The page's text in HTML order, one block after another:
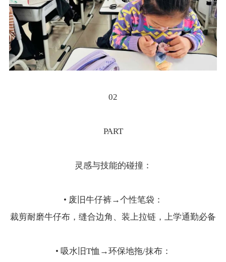
02
PART
灵感与技能的碰撞：
• 废旧牛仔裤→个性笔袋：
裁剪耐磨牛仔布，缝合边角、装上拉链，上学通勤必备
• 吸水旧T恤→环保地拖/抹布：